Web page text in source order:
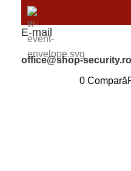
E-mail
office@shop-security.ro
0 Compară